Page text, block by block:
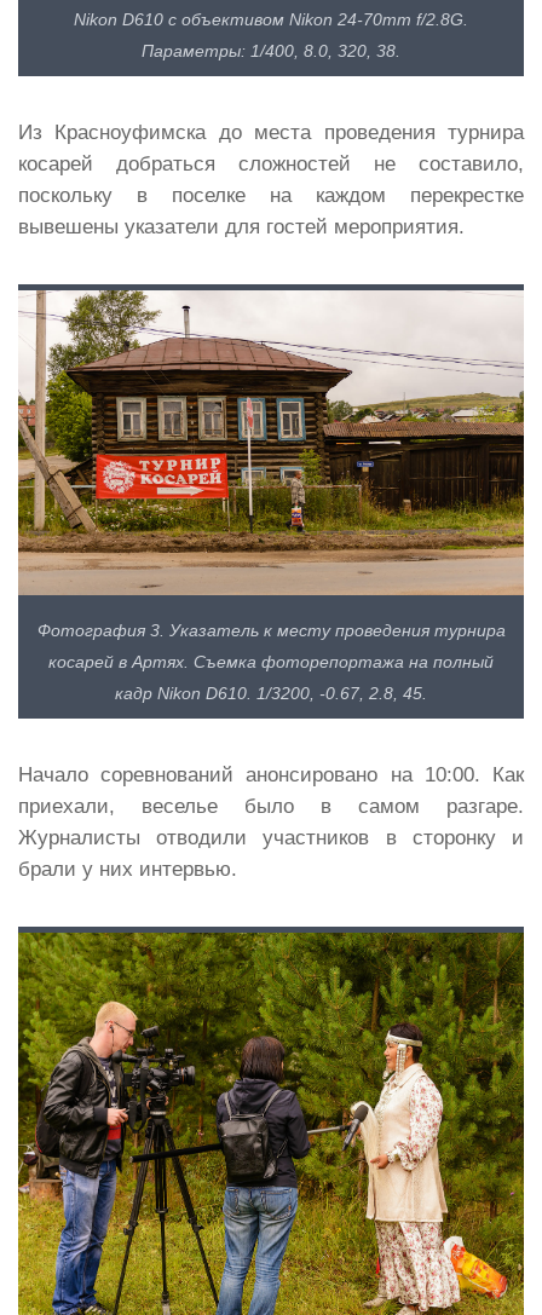
Nikon D610 с объективом Nikon 24-70mm f/2.8G.
Параметры: 1/400, 8.0, 320, 38.
Из Красноуфимска до места проведения турнира
косарей добраться сложностей не составило,
поскольку в поселке на каждом перекрестке
вывешены указатели для гостей мероприятия.
Фотография 3. Указатель к месту проведения турнира
косарей в Артях. Съемка фоторепортажа на полный
кадр Nikon D610. 1/3200, -0.67, 2.8, 45.
Начало соревнований анонсировано на 10:00. Как
приехали, веселье было в самом разгаре.
Журналисты отводили участников в сторонку и
брали у них интервью.